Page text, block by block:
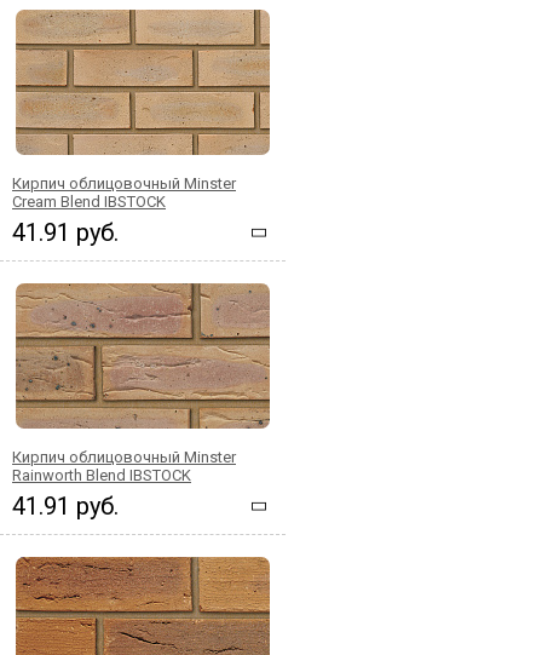
Кирпич облицовочный Minster
Cream Blend IBSTOCK
41.91 руб.
Кирпич облицовочный Minster
Rainworth Blend IBSTOCK
41.91 руб.